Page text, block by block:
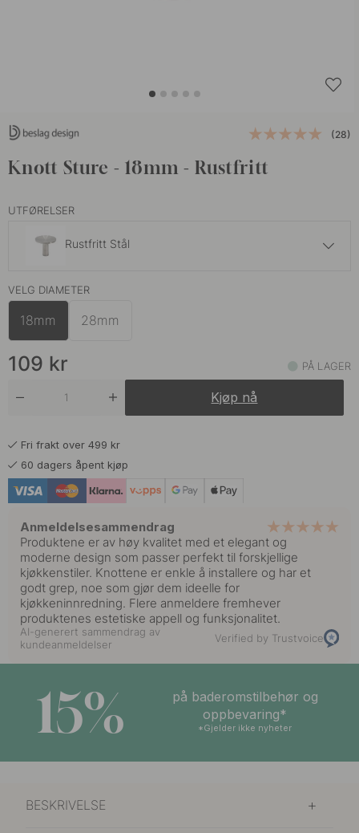
(28)
Knott Sture - 18mm - Rustfritt
UTFØRELSER
Rustfritt Stål
Brunet Messing
Børstet Ubehandlet Messing
Forniklet
Matt Sort
Messing
VELG DIAMETER
18mm 28mm
109 kr PÅ LAGER
Kjøp nå
Fri frakt over 499 kr
60 dagers åpent kjøp
Anmeldelsesammendrag
Produktene er av høy kvalitet med et elegant og
moderne design som passer perfekt til forskjellige
kjøkkenstiler. Knottene er enkle å installere og har et
godt grep, noe som gjør dem ideelle for
kjøkkeninnredning. Flere anmeldere fremhever
produktenes estetiske appell og funksjonalitet.
AI-generert sammendrag av
kundeanmeldelser
Verified by Trustvoice
15%
på baderomstilbehør og
oppbevaring*
*Gjelder ikke nyheter
BESKRIVELSE